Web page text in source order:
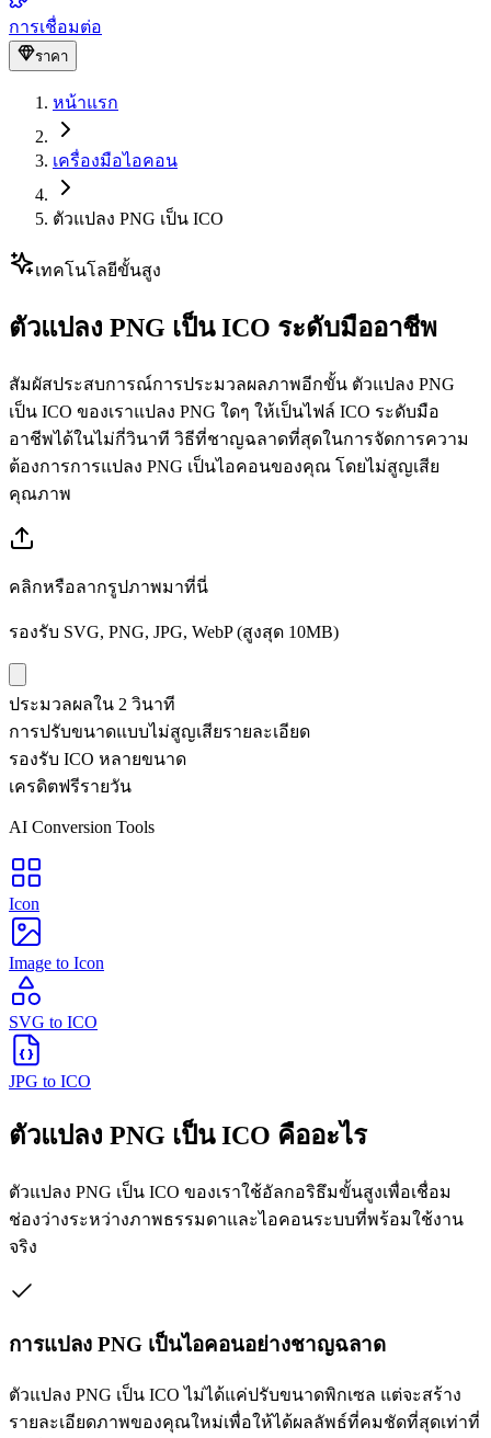
การเชื่อมต่อ
ราคา
หน้าแรก
เครื่องมือไอคอน
ตัวแปลง PNG เป็น ICO
เทคโนโลยีขั้นสูง
ตัวแปลง PNG เป็น ICO ระดับมืออาชีพ
สัมผัสประสบการณ์การประมวลผลภาพอีกขั้น ตัวแปลง PNG
เป็น ICO ของเราแปลง PNG ใดๆ ให้เป็นไฟล์ ICO ระดับมือ
อาชีพได้ในไม่กี่วินาที วิธีที่ชาญฉลาดที่สุดในการจัดการความ
ต้องการการแปลง PNG เป็นไอคอนของคุณ โดยไม่สูญเสีย
คุณภาพ
คลิกหรือลากรูปภาพมาที่นี่
รองรับ SVG, PNG, JPG, WebP (สูงสุด 10MB)
ประมวลผลใน 2 วินาที
การปรับขนาดแบบไม่สูญเสียรายละเอียด
รองรับ ICO หลายขนาด
เครดิตฟรีรายวัน
AI Conversion Tools
Icon
Image to Icon
SVG to ICO
JPG to ICO
ตัวแปลง PNG เป็น ICO คืออะไร
ตัวแปลง PNG เป็น ICO ของเราใช้อัลกอริธึมขั้นสูงเพื่อเชื่อม
ช่องว่างระหว่างภาพธรรมดาและไอคอนระบบที่พร้อมใช้งาน
จริง
การแปลง PNG เป็นไอคอนอย่างชาญฉลาด
ตัวแปลง PNG เป็น ICO ไม่ได้แค่ปรับขนาดพิกเซล แต่จะสร้าง
รายละเอียดภาพของคุณใหม่เพื่อให้ได้ผลลัพธ์ที่คมชัดที่สุดเท่าที่